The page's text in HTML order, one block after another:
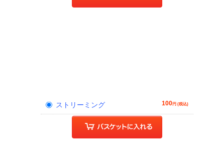
ストリーミング 100円 (税込)